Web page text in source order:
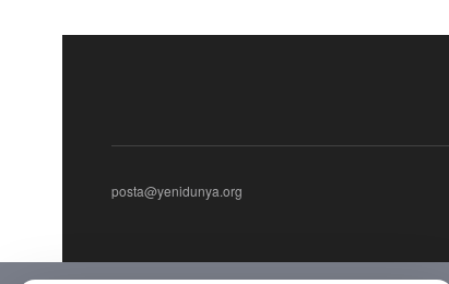
posta@yenidunya.org